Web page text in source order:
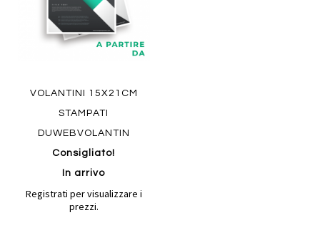
VOLANTINI 15X21CM
STAMPATI
DUWEBVOLANTIN
Consigliato!
In arrivo
Registrati per visualizzare i
prezzi.